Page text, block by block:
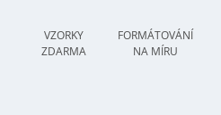
VZORKY
ZDARMA
FORMÁTOVÁNÍ
NA MÍRU